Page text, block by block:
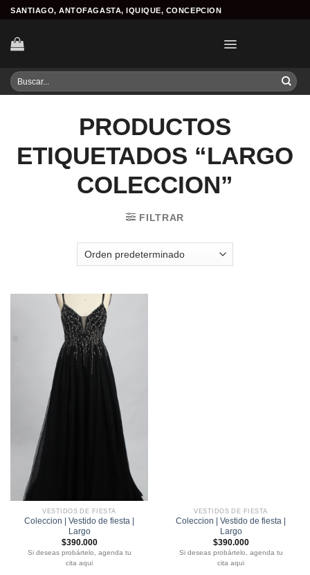
Skip
content
SANTIAGO, ANTOFAGASTA, IQUIQUE, CONCEPCION
Buscar
por:
PRODUCTOS
ETIQUETADOS “LARGO
COLECCION”
FILTRAR
VESTIDOS DE FIESTA
Coleccion | Vestido de fiesta |
Largo
$390.000
Si deseas probártelo, agenda tu
cita aqui
VESTIDOS DE FIESTA
Coleccion | Vestido de fiesta |
Largo
$390.000
Si deseas probártelo, agenda tu
cita aqui